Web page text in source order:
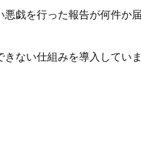
戯を行った報告が何件か届
ない仕組みを導入していま